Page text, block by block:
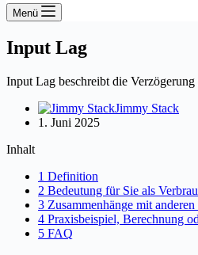
Menü
Input Lag
Input Lag beschreibt die
Jimmy Stack
1. Juni 2025
Inhalt
1 Definition
2 Bedeutung für Sie als
3 Zusammenhänge mit
4 Praxisbeispiel, Berechnung
5 FAQ